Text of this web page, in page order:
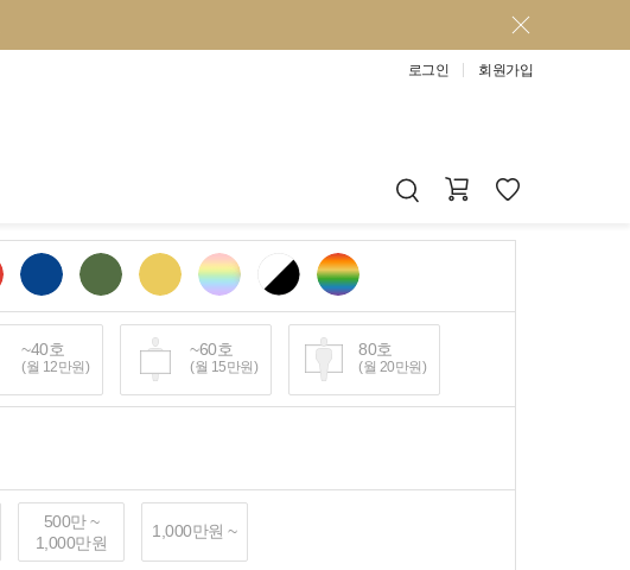
로그인 회원가입
~40호
(월 12만원)
~60호
(월 15만원)
80호
(월 20만원)
500만 ~
1,000만원
1,000만원 ~